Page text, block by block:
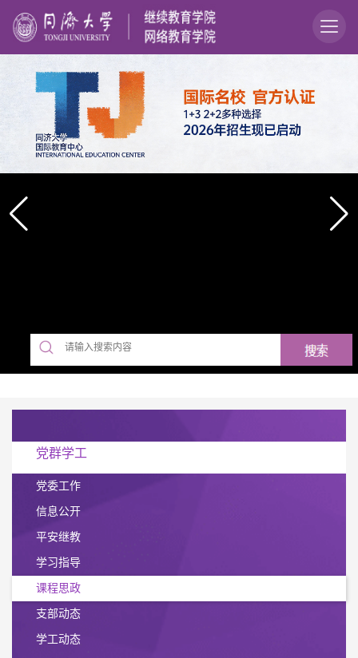
党群学工
党委工作
信息公开
平安继教
学习指导
课程思政
支部动态
学工动态